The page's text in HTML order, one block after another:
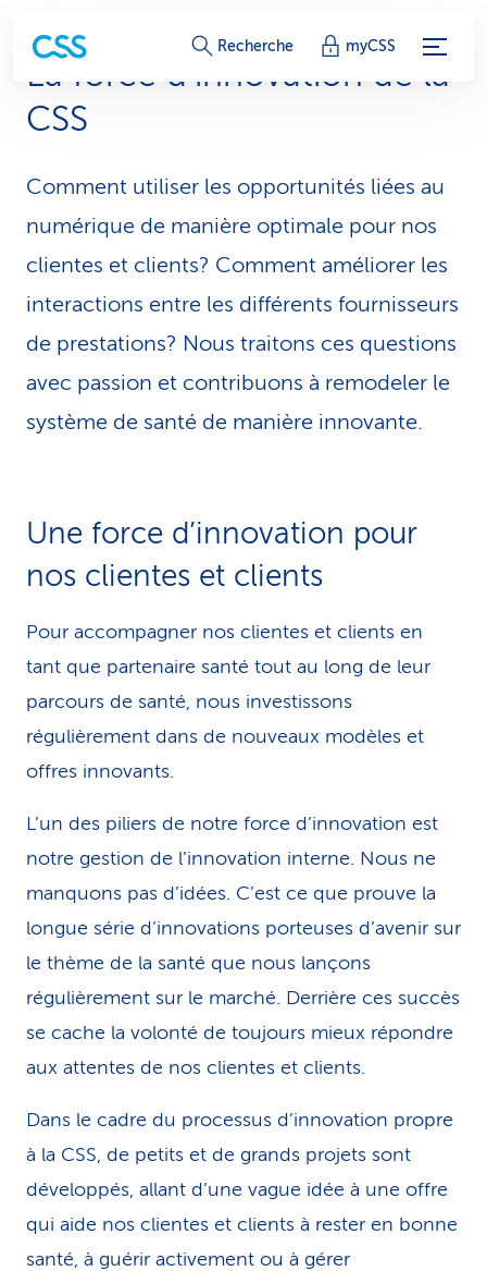
L
i
n
s
d
e
s
e
r
i
c
Recherche myCSS
La force d’innovation de la
CSS
Comment utiliser les opportunités liées au
numérique de manière optimale pour nos
clientes et clients? Comment améliorer les
interactions entre les différents fournisseurs
de prestations? Nous traitons ces questions
avec passion et contribuons à remodeler le
système de santé de manière innovante.
Une force d’innovation pour
nos clientes et clients
Pour accompagner nos clientes et clients en
tant que partenaire santé tout au long de leur
parcours de santé, nous investissons
régulièrement dans de nouveaux modèles et
offres innovants.
L’un des piliers de notre force d’innovation est
notre gestion de l’innovation interne. Nous ne
manquons pas d’idées. C’est ce que prouve la
longue série d’innovations porteuses d’avenir sur
le thème de la santé que nous lançons
régulièrement sur le marché. Derrière ces succès
se cache la volonté de toujours mieux répondre
aux attentes de nos clientes et clients.
Dans le cadre du processus d’innovation propre
à la CSS, de petits et de grands projets sont
développés, allant d’une vague idée à une offre
qui aide nos clientes et clients à rester en bonne
santé, à guérir activement ou à gérer